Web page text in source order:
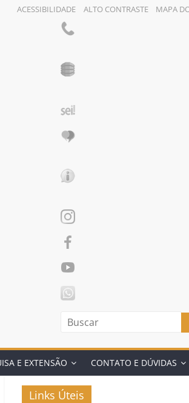
ACESSIBILIDADE ALTO CONTRASTE MAPA
E EXTENSÃO CONTATO E DÚVIDAS
Links Úteis